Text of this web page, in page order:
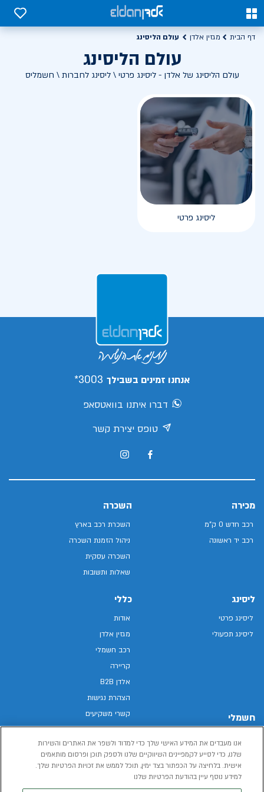
0
0
דף הבית מגזין אלדן עולם הליסינג
עולם הליסינג
עולם הליסינג של אלדן - ליסינג פרטי \ ליסינג לחברות \ חשמליס
ליסינג פרטי
אנחנו זמינים בשבילך 3003*
דברו איתנו בוואטסאפ
טופס יצירת קשר
מכירה
רכב חדש 0 ק"מ
רכב יד ראשונה
השכרה
השכרת רכב בארץ
ניהול הזמנת השכרה
השכרה עסקית
שאלות ותשובות
ליסינג
ליסינג פרטי
ליסינג תפעולי
חשמלי
רכב חשמלי
הכל על רכב חשמלי
כללי
אודות
מגזין אלדן
רכב חשמלי
קריירה
אלדן B2B
הצהרת נגישות
קשרי משקיעים
מפת האתר
מדיניות פרטיות
תנאי שימוש
אנו מעבדים את המידע האישי שלך כדי למדוד ולשפר את האתרים והשירות
שלנו, כדי לסייע לקמפיינים השיווקיים שלנו ולספק תוכן ופרסום מותאמים
אישית. בלחיצה על הכפתור בצד ימין, תוכל לממש את זכויות הפרטיות שלך.
למידע נוסף עיין בהודעת הפרטיות שלנו